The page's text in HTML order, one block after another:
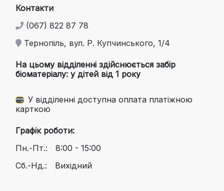
Контакти
(067) 822 87 78
Тернопіль, вул. Р. Купчинського, 1/4
На цьому відділенні здійснюється забір
біоматеріалу: у дітей від 1 року
У відділенні доступна оплата платіжною
карткою
Графік роботи:
Пн.-Пт.:
8:00 - 15:00
Сб.-Нд.:
Вихідний